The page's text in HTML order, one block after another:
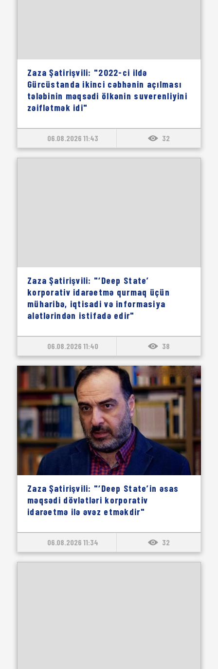
Zaza Şatirişvili: "2022-ci ildə
Gürcüstanda ikinci cəbhənin açılması
tələbinin məqsədi ölkənin suverenliyini
zəiflətmək idi"
06.08.2026 11:43 32
Zaza Şatirişvili: "‘Deep State’
korporativ idarəetmə qurmaq üçün
müharibə, iqtisadi və informasiya
alətlərindən istifadə edir"
06.08.2026 11:40 38
Zaza Şatirişvili: "‘Deep State’in əsas
məqsədi dövlətləri korporativ
idarəetmə ilə əvəz etməkdir"
06.08.2026 11:34 32